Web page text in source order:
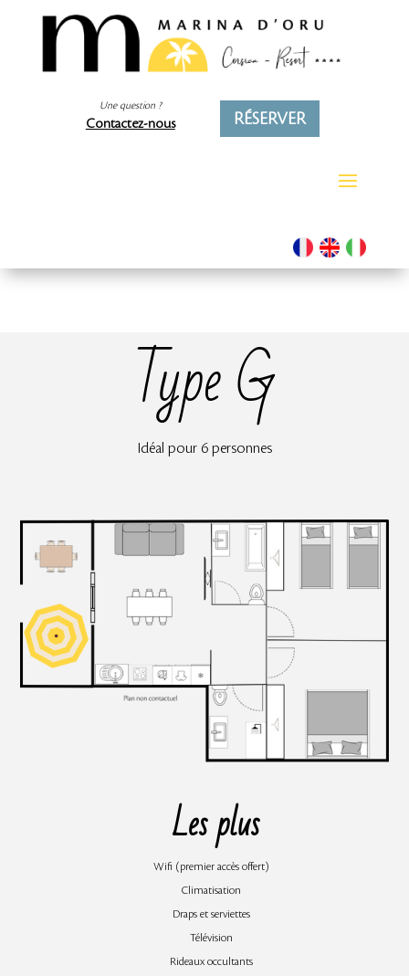
Une question ?
Contactez-nous RÉSERVER
Type G
Idéal pour 6 personnes
Les plus
Wifi (premier accès offert)
Climatisation
Draps et serviettes
Télévision
Rideaux occultants